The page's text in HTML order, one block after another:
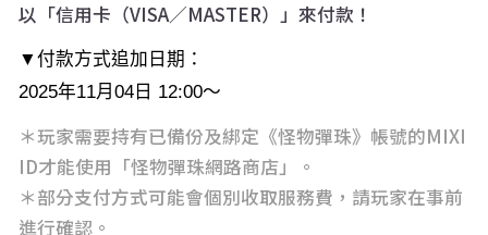
以「信用卡（VISA／MASTER）」來付款！
▼付款方式追加日期：
2025年11月04日 12:00〜
＊玩家需要持有已備份及綁定《怪物彈珠》帳號的MIXI
ID才能使用「怪物彈珠網路商店」。
＊部分支付方式可能會個別收取服務費，請玩家在事前
進行確認。